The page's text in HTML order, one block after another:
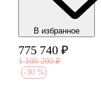
В избранноe
775 740 ₽
1 108 200 ₽
-30 %